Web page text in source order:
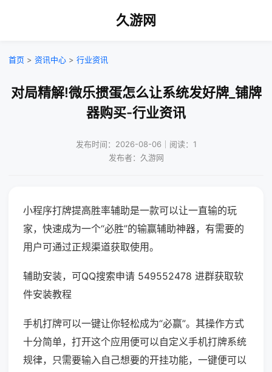
久游网
首页 > 资讯中心 > 行业资讯
对局精解!微乐掼蛋怎么让系统发好牌_铺牌
器购买-行业资讯
发布时间：2026-08-06｜阅读：1
发布者：久游网
小程序打牌提高胜率辅助是一款可以让一直输的玩
家，快速成为一个“必胜”的输赢辅助神器，有需要的
用户可通过正规渠道获取使用。
辅助安装，可QQ搜索申请 549552478 进群获取软
件安装教程
手机打牌可以一键让你轻松成为“必赢”。其操作方式
十分简单，打开这个应用便可以自定义手机打牌系统
规律，只需要输入自己想要的开挂功能，一键便可以